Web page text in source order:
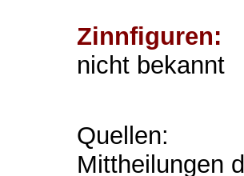
Zinnfiguren:
nicht bekannt
Quellen:
Mittheilungen